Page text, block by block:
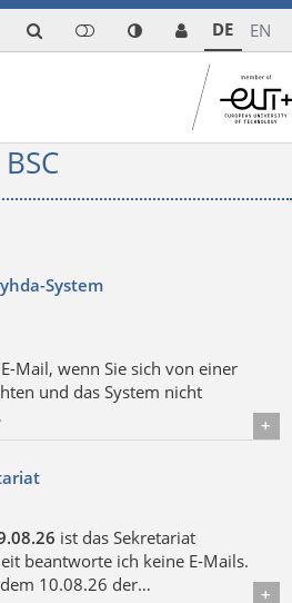
DE EN
System
Mail, wenn Sie sich von einer
und das System nicht
ist das Sekretariat
beantworte ich keine E-Mails.
10.08.26 der…